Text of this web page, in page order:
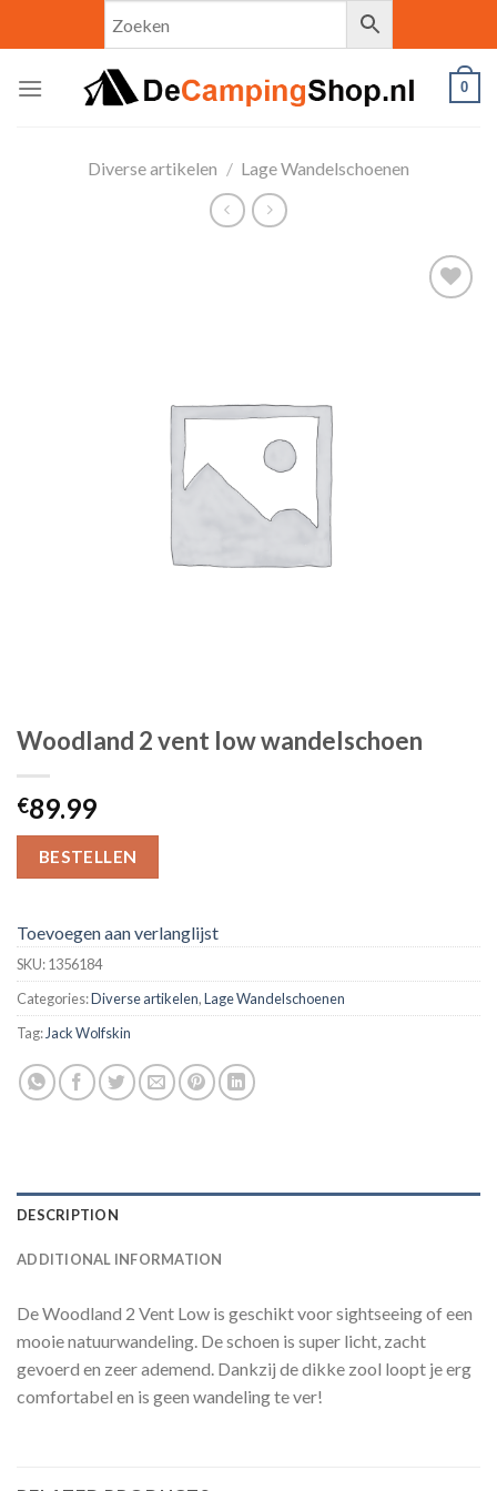
0
Diverse artikelen / Lage Wandelschoenen
Woodland 2 vent low wandelschoen
€89.99
BESTELLEN
Toevoegen aan verlanglijst
SKU:1356184
Categories:Diverse artikelen,Lage Wandelschoenen
Tag:Jack Wolfskin
DESCRIPTION
ADDITIONAL INFORMATION
De Woodland 2 Vent Low is geschikt voor sightseeing of een
mooie natuurwandeling. De schoen is super licht, zacht
gevoerd en zeer ademend. Dankzij de dikke zool loopt je erg
comfortabel en is geen wandeling te ver!